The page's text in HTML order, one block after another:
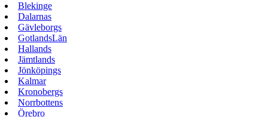
Blekinge
Dalarnas
Gävleborgs
GotlandsLän
Hallands
Jämtlands
Jönköpings
Kalmar
Kronobergs
Norrbottens
Örebro